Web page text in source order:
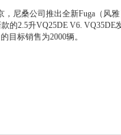
尼桑公司推出全新Fuga（风雅
的2.5升VQ25DE V6.
目标销售为2000辆。